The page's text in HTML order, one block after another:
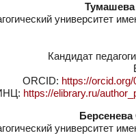
университет
Кандидат
ORCID: https://
https://elibrary.ru/
университет